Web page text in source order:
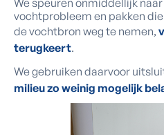
We speuren onmiddellijk
vochtprobleem en pakken
de vochtbron weg te nemen,
terugkeert.
We gebruiken daarvoor
milieu zo weinig mogelijk